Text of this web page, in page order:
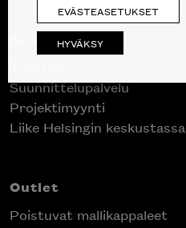
Skanno
Suunnittelupalvelu
Projektimyynti
Liike Helsingin keskustassa
Outlet
Poistuvat mallikappaleet
EVÄSTEASETUKSET
HYVÄKSY